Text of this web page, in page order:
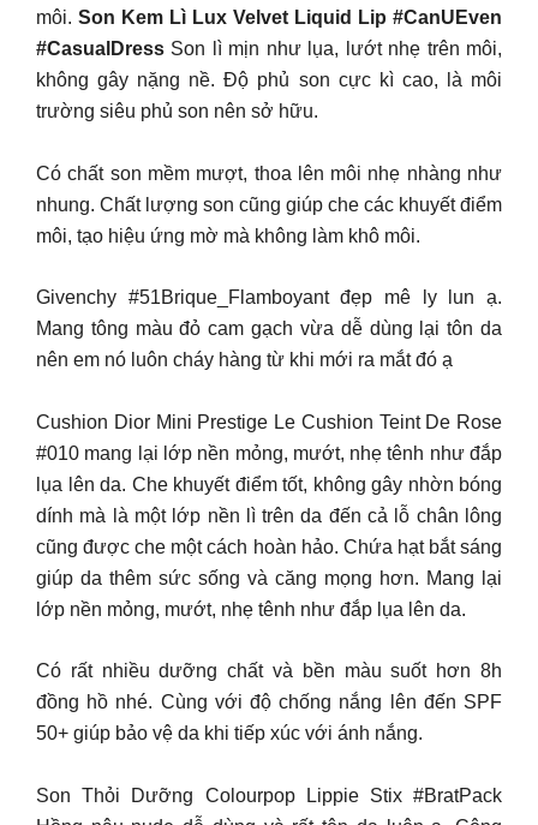
môi. Son Kem Lì Lux Velvet Liquid Lip #CanUEven
#CasualDress Son lì mịn như lụa, lướt nhẹ trên môi,
không gây nặng nề. Độ phủ son cực kì cao, là môi
trường siêu phủ son nên sở hữu.
Có chất son mềm mượt, thoa lên môi nhẹ nhàng như
nhung. Chất lượng son cũng giúp che các khuyết điểm
môi, tạo hiệu ứng mờ mà không làm khô môi.
Givenchy #51Brique_Flamboyant đẹp mê ly lun ạ.
Mang tông màu đỏ cam gạch vừa dễ dùng lại tôn da
nên em nó luôn cháy hàng từ khi mới ra mắt đó ạ
Cushion Dior Mini Prestige Le Cushion Teint De Rose
#010 mang lại lớp nền mỏng, mướt, nhẹ tênh như đắp
lụa lên da. Che khuyết điểm tốt, không gây nhờn bóng
dính mà là một lớp nền lì trên da đến cả lỗ chân lông
cũng được che một cách hoàn hảo. Chứa hạt bắt sáng
giúp da thêm sức sống và căng mọng hơn. Mang lại
lớp nền mỏng, mướt, nhẹ tênh như đắp lụa lên da.
Có rất nhiều dưỡng chất và bền màu suốt hơn 8h
đồng hồ nhé. Cùng với độ chống nắng lên đến SPF
50+ giúp bảo vệ da khi tiếp xúc với ánh nắng.
Son Thỏi Dưỡng Colourpop Lippie Stix #BratPack